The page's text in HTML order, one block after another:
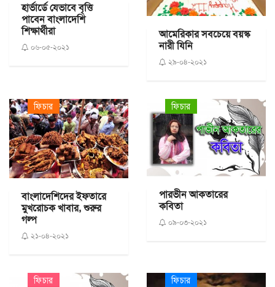
হার্ভার্ডে যেভাবে বৃত্তি
পাবেন বাংলাদেশি
শিক্ষার্থীরা
০৬-০৫-২০২১
আমেরিকার সবচেয়ে বয়স্ক
নারী যিনি
২৯-০৪-২০২১
ফিচার
বাংলাদেশিদের ইফতারে
মুখরোচক খাবার, শুরুর
গল্প
২১-০৪-২০২১
ফিচার
পারভীন আকতারের
কবিতা
০৯-০৩-২০২১
ফিচার ফিচার